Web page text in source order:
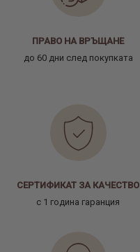
ПРАВО НА ВРЪЩАНЕ
до 60 дни след покупката
СЕРТИФИКАТ ЗА КАЧЕСТВО
с 1 година гаранция